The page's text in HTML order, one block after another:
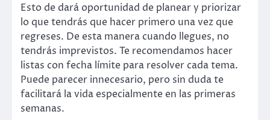
Esto de dará oportunidad de planear y priorizar
lo que tendrás que hacer primero una vez que
regreses. De esta manera cuando llegues, no
tendrás imprevistos. Te recomendamos hacer
listas con fecha límite para resolver cada tema.
Puede parecer innecesario, pero sin duda te
facilitará la vida especialmente en las primeras
semanas.